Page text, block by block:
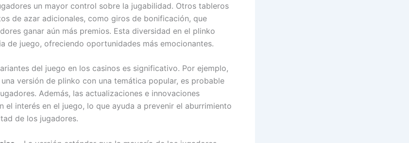
un mayor control sobre la jugabilidad. Otros tableros
de azar adicionales, como giros de bonificación, que
ganar aún más premios. Esta diversidad en el plinko
de juego, ofreciendo oportunidades más emocionantes.
del juego en los casinos es significativo. Por ejemplo,
versión de plinko con una temática popular, es probable
Además, las actualizaciones e innovaciones
el interés en el juego, lo que ayuda a prevenir el aburrimiento
de los jugadores.